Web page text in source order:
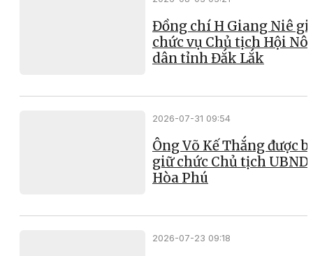
Đồng chí H Giang Niê
chức vụ Chủ tịch Hội
dân tỉnh Đắk Lắk
2026-07-31 09:54
Ông Võ Kế Thắng được
giữ chức Chủ tịch UBND
Hòa Phú
2026-07-23 09:18